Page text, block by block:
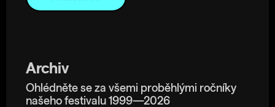
Archiv
Ohlédněte se za všemi proběhlými ročníky
našeho festivalu 1999—2026